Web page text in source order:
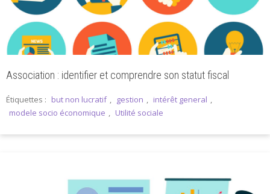
Association : identifier et comprendre son statut fiscal
Étiquettes : but non lucratif , gestion , intérêt general ,
modele socio économique , Utilité sociale